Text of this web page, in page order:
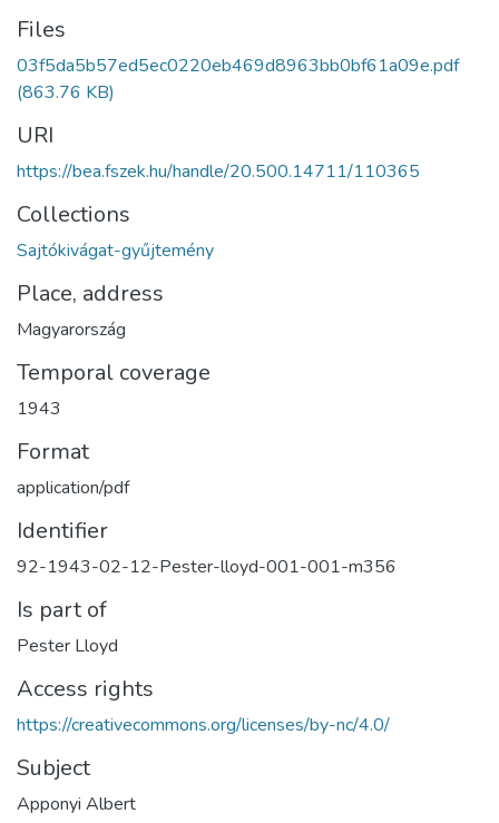
Files
03f5da5b57ed5ec0220eb469d8963bb0bf61a09e.pdf
(863.76 KB)
URI
https://bea.fszek.hu/handle/20.500.14711/110365
Collections
Sajtókivágat-gyűjtemény
Place, address
Magyarország
Temporal coverage
1943
Format
application/pdf
Identifier
92-1943-02-12-Pester-lloyd-001-001-m356
Is part of
Pester Lloyd
Access rights
https://creativecommons.org/licenses/by-nc/4.0/
Subject
Apponyi Albert